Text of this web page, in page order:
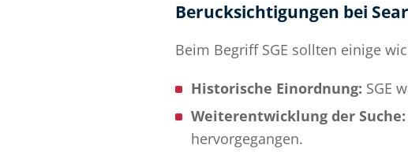
Berucksichtigungen bei
Beim Begriff SGE sollten einige
Historische Einordnung: SGE
Weiterentwicklung der Suche:
hervorgegangen.